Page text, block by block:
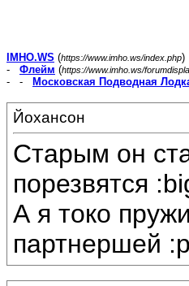
IMHO.WS (https://www.imho.ws/index.php)
- Флейм (https://www.imho.ws/
- -
Московская Подводная
Йохансон
Старым он
порезвятся
А я токо
партнершей